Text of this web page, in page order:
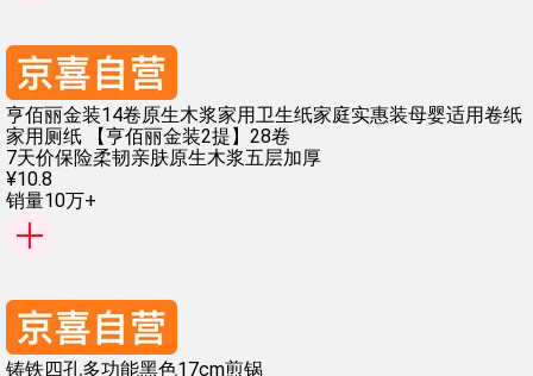
亨佰丽金装14卷原生木浆家用卫生纸家庭实惠装母婴适用卷纸
家用厕纸 【亨佰丽金装2提】28卷
7天价保险柔韧亲肤原生木浆五层加厚
¥10.8
销量10万+
铸铁四孔多功能黑色17cm煎锅